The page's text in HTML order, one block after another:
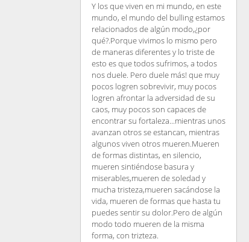
Y los que viven en mi mundo, en este
mundo, el mundo del bulling estamos
relacionados de algún modo,¿por
qué?.Porque vivimos lo mismo pero
de maneras diferentes y lo triste de
esto es que todos sufrimos, a todos
nos duele. Pero duele más! que muy
pocos logren sobrevivir, muy pocos
logren afrontar la adversidad de su
caos, muy pocos son capaces de
encontrar su fortaleza...mientras unos
avanzan otros se estancan, mientras
algunos viven otros mueren.Mueren
de formas distintas, en silencio,
mueren sintiéndose basura y
miserables,mueren de soledad y
mucha tristeza,mueren sacándose la
vida, mueren de formas que hasta tu
puedes sentir su dolor.Pero de algún
modo todo mueren de la misma
forma, con trizteza.